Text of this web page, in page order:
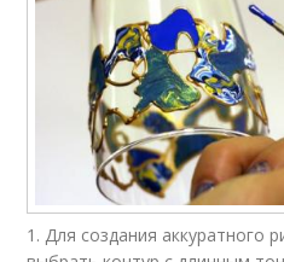
1. Для создания аккуратного